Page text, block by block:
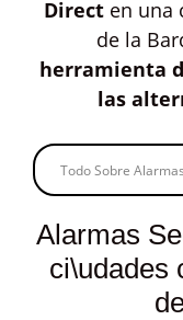
Directen una
de la
herramienta
las
Alarmas
ci\udades